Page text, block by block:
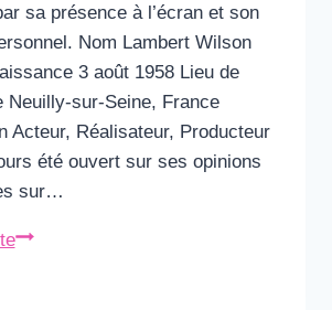
sa présence à l’écran et son
Nom Lambert Wilson
3 août 1958 Lieu de
Neuilly-sur-Seine, France
Acteur, Réalisateur, Producteur
été ouvert sur ses opinions
sur…
Lambert